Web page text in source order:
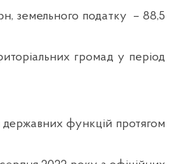
земельного податку – 88,5
громад у період
державних функцій протягом